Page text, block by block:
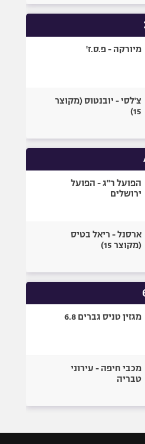
מיורקה - פ.ס.ז'
צ'לסי - יובנטוס (מקוצר
15)
הפועל ר"ג - הפועל
ירושלים
ארסנל - ריאל בטיס
(מקוצר 15)
מגזין טניס גברים 6.8
מכבי חיפה - עירוני
טבריה